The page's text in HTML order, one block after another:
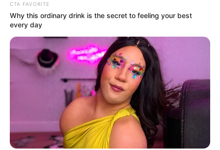
CTA FAVORITE
Why this ordinary drink is the secret to feeling your best
every day